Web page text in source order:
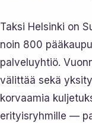
Taksi Helsinki on
noin 800
palveluyhtiö.
välittää sekä
korvaamia
erityisryhmille —